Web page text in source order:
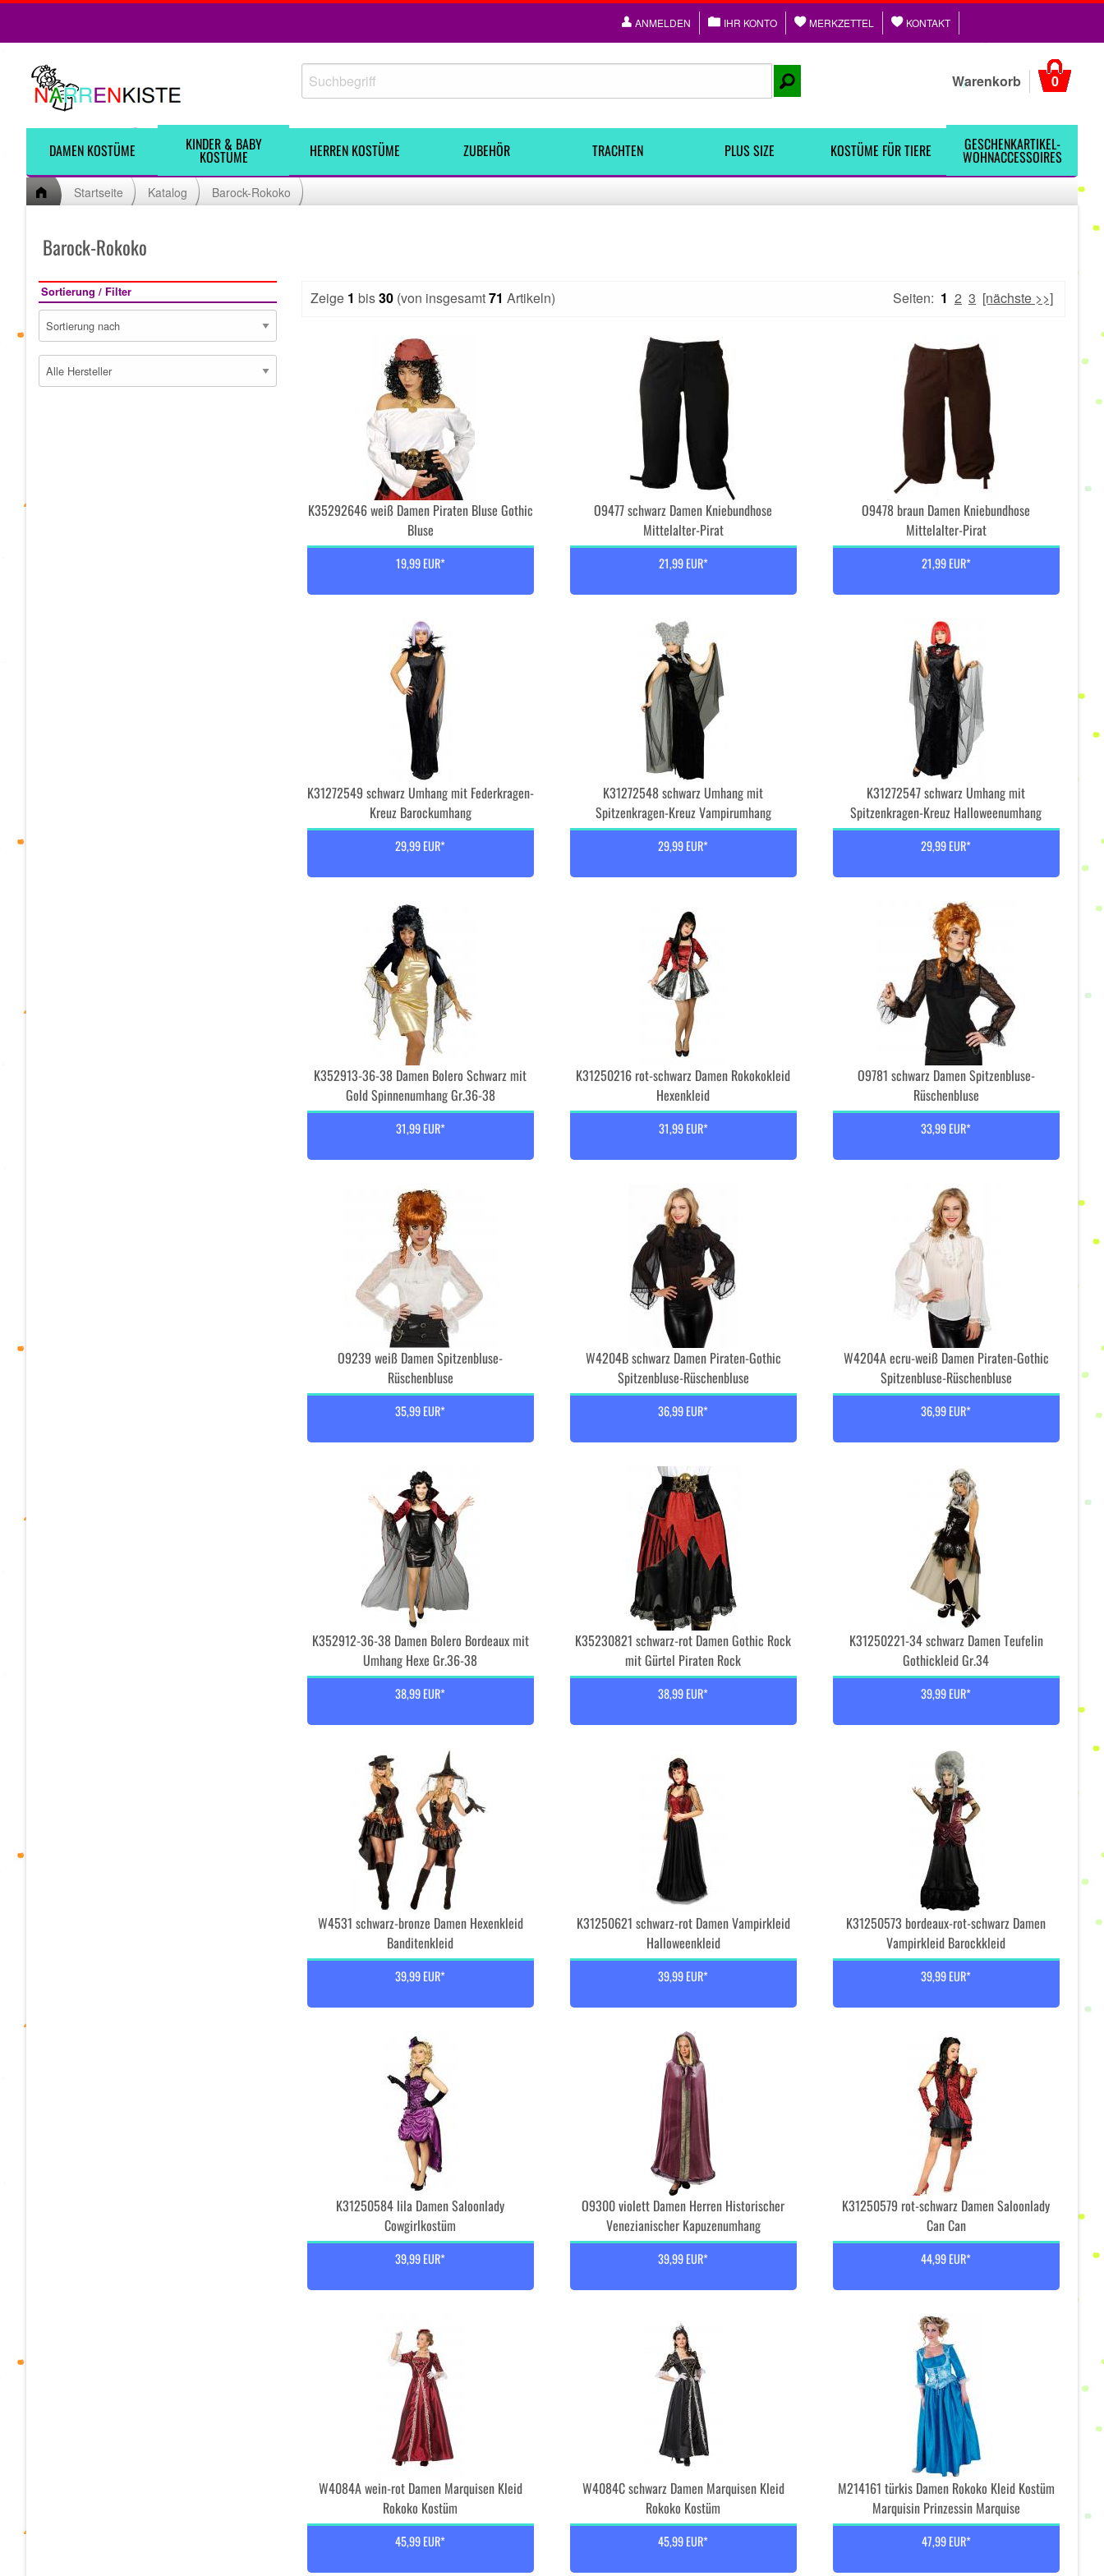
ANMELDEN IHR KONTO MERKZETTEL KONTAKT
Warenkorb 0
DAMEN KOSTÜME KINDER & BABY
KOSTÜME HERREN KOSTÜME ZUBEHÖR TRACHTEN PLUS SIZE KOSTÜME FÜR TIERE GESCHENKARTIKEL-
WOHNACCESSOIRES
Startseite Katalog Barock-Rokoko
Barock-Rokoko
Sortierung / Filter Zeige 1 bis30 (von insgesamt71 Artikeln) Seiten: 1 2 3 [nächste >>]
K35292646 weiß Damen Piraten Bluse Gothic
Bluse
19,99 EUR*
O9477 schwarz Damen Kniebundhose
Mittelalter-Pirat
21,99 EUR*
O9478 braun Damen Kniebundhose
Mittelalter-Pirat
21,99 EUR*
K31272549 schwarz Umhang mit Federkragen-
Kreuz Barockumhang
29,99 EUR*
K31272548 schwarz Umhang mit
Spitzenkragen-Kreuz Vampirumhang
29,99 EUR*
K31272547 schwarz Umhang mit
Spitzenkragen-Kreuz Halloweenumhang
29,99 EUR*
K352913-36-38 Damen Bolero Schwarz mit
Gold Spinnenumhang Gr.36-38
31,99 EUR*
K31250216 rot-schwarz Damen Rokokokleid
Hexenkleid
31,99 EUR*
O9781 schwarz Damen Spitzenbluse-
Rüschenbluse
33,99 EUR*
O9239 weiß Damen Spitzenbluse-
Rüschenbluse
35,99 EUR*
W4204B schwarz Damen Piraten-Gothic
Spitzenbluse-Rüschenbluse
36,99 EUR*
W4204A ecru-weiß Damen Piraten-Gothic
Spitzenbluse-Rüschenbluse
36,99 EUR*
K352912-36-38 Damen Bolero Bordeaux mit
Umhang Hexe Gr.36-38
38,99 EUR*
K35230821 schwarz-rot Damen Gothic Rock
mit Gürtel Piraten Rock
38,99 EUR*
K31250221-34 schwarz Damen Teufelin
Gothickleid Gr.34
39,99 EUR*
W4531 schwarz-bronze Damen Hexenkleid
Banditenkleid
39,99 EUR*
K31250621 schwarz-rot Damen Vampirkleid
Halloweenkleid
39,99 EUR*
K31250573 bordeaux-rot-schwarz Damen
Vampirkleid Barockkleid
39,99 EUR*
K31250584 lila Damen Saloonlady
Cowgirlkostüm
39,99 EUR*
O9300 violett Damen Herren Historischer
Venezianischer Kapuzenumhang
39,99 EUR*
K31250579 rot-schwarz Damen Saloonlady
Can Can
44,99 EUR*
W4084A wein-rot Damen Marquisen Kleid
Rokoko Kostüm
45,99 EUR*
W4084C schwarz Damen Marquisen Kleid
Rokoko Kostüm
45,99 EUR*
M214161 türkis Damen Rokoko Kleid Kostüm
Marquisin Prinzessin Marquise
47,99 EUR*